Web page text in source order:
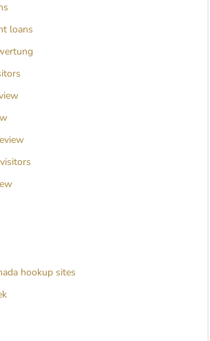
loans
hookup sites